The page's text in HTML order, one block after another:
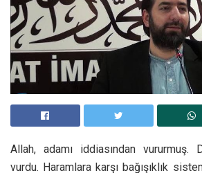
Allah, adamı iddiasından vururmuş.
vurdu. Haramlara karşı bağışıklık